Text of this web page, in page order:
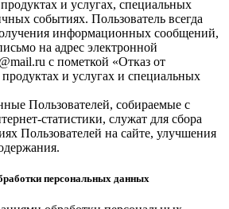
и услугах, специальных
событиях. Пользователь всегда
информационных сообщений,
на адрес электронной
с пометкой «Отказ от
и услугах и специальных
Пользователей, собираемые с
статистики, служат для сбора
Пользователей на сайте, улучшения
персональных данных